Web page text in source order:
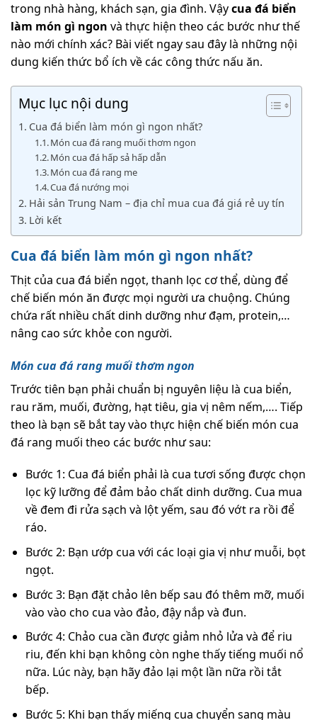
trong nhà hàng, khách sạn, gia đình. Vậycua đá biển
làm món gì ngon và thực hiện theo các bước như thế
nào mới chính xác? Bài viết ngay sau đây là những nội
dung kiến thức bổ ích về các công thức nấu ăn.
Mục lục nội dung
Cua đá biển làm món gì ngon nhất?
Món cua đá rang muối thơm ngon
Món cua đá hấp sả hấp dẫn
Món cua đá rang me
Cua đá nướng mọi
Hải sản Trung Nam – địa chỉ mua cua đá giá rẻ uy tín
Lời kết
Cua đá biển làm món gì ngon nhất?
Thịt của cua đá biển ngọt, thanh lọc cơ thể, dùng để
chế biến món ăn được mọi người ưa chuộng. Chúng
chứa rất nhiều chất dinh dưỡng như đạm, protein,…
nâng cao sức khỏe con người.
Món cua đá rang muối thơm ngon
Trước tiên bạn phải chuẩn bị nguyên liệu là cua biển,
rau răm, muối, đường, hạt tiêu, gia vị nêm nếm,…. Tiếp
theo là bạn sẽ bắt tay vào thực hiện chế biến món cua
đá rang muối theo các bước như sau:
Bước 1: Cua đá biển phải là cua tươi sống được chọn
lọc kỹ lưỡng để đảm bảo chất dinh dưỡng. Cua mua
về đem đi rửa sạch và lột yếm, sau đó vớt ra rồi để
ráo.
Bước 2: Bạn ướp cua với các loại gia vị như muỗi, bọt
ngọt.
Bước 3: Bạn đặt chảo lên bếp sau đó thêm mỡ, muối
vào vào cho cua vào đảo, đậy nắp và đun.
Bước 4: Chảo cua cần được giảm nhỏ lửa và để riu
riu, đến khi bạn không còn nghe thấy tiếng muối nổ
nữa. Lúc này, bạn hãy đảo lại một lần nữa rồi tắt
bếp.
Bước 5: Khi bạn thấy miếng cua chuyển sang màu